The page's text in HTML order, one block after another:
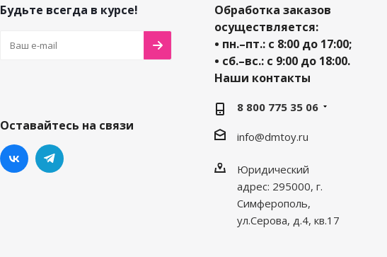
Будьте всегда в курсе!
Оставайтесь на связи
Обработка заказов
осуществляется:
• пн.–пт.: с 8:00 до 17:00;
• сб.–вс.: с 9:00 до 18:00.
Наши контакты
8 800 775 35 06
info@dmtoy.ru
Юридический
адрес: 295000, г.
Симферополь,
ул.Серова, д.4, кв.17